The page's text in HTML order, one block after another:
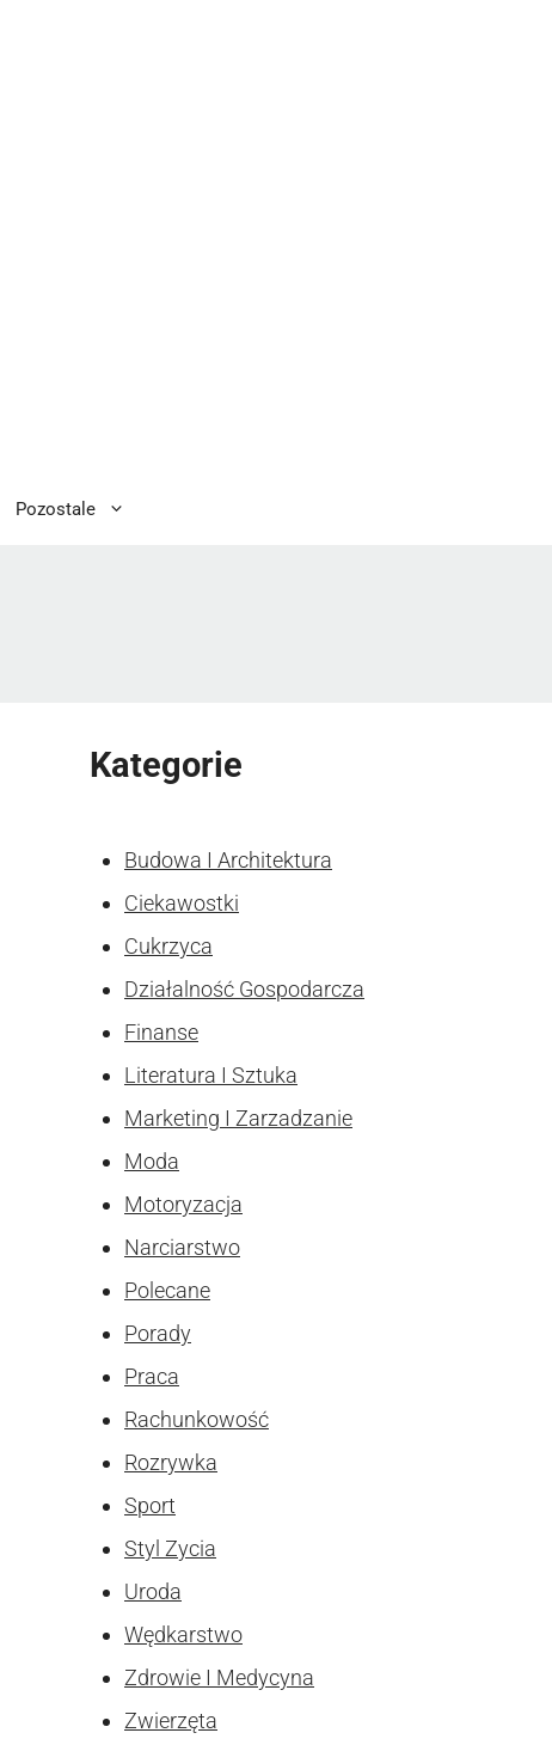
Pozostale
Kategorie
Budowa I Architektura
Ciekawostki
Cukrzyca
Działalność Gospodarcza
Finanse
Literatura I Sztuka
Marketing I Zarzadzanie
Moda
Motoryzacja
Narciarstwo
Polecane
Porady
Praca
Rachunkowość
Rozrywka
Sport
Styl Zycia
Uroda
Wędkarstwo
Zdrowie I Medycyna
Zwierzęta